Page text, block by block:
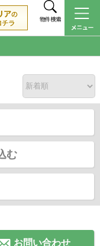
物件検索
む
お問い合わせ